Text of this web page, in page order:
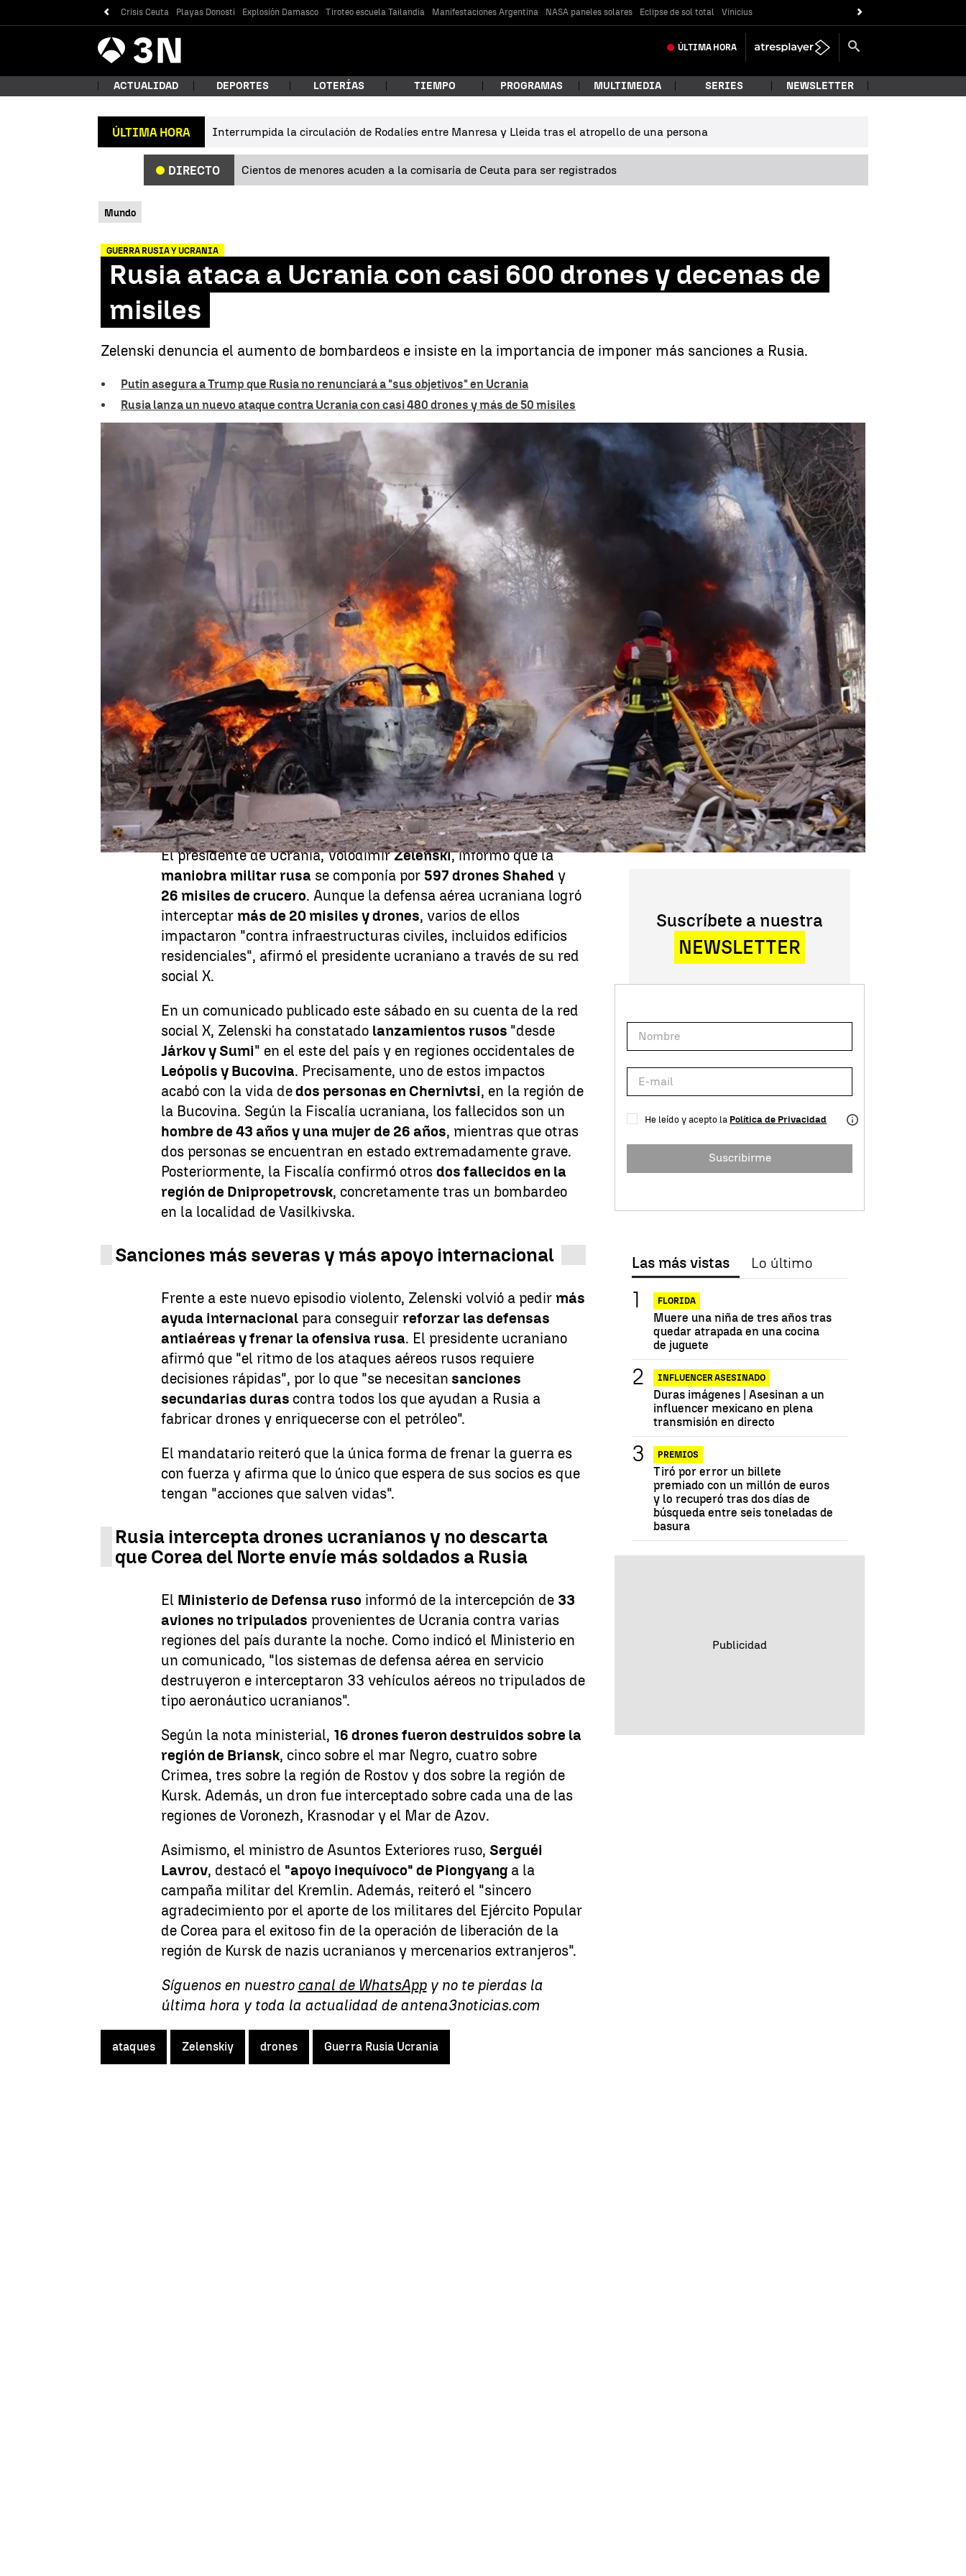
Crisis Ceuta Playas Donosti Explosión Damasco Tiroteo escuela Tailandia Manifestaciones Argentina NASA paneles solares Eclipse de sol total Vinicius
Antena
3 Noticias ÚLTIMA HORA
¿Qué estás buscando?
ACTUALIDAD DEPORTES LOTERÍAS TIEMPO PROGRAMAS MULTIMEDIA SERIES NEWSLETTER
ÚLTIMA HORA Interrumpida la circulación de Rodalíes entre Manresa y Lleida tras el atropello de una persona
DIRECTO Cientos de menores acuden a la comisaría de Ceuta para ser registrados
Mundo
GUERRA RUSIA Y UCRANIA
Rusia ataca a Ucrania con casi 600 drones y decenas de
misiles
Zelenski denuncia el aumento de bombardeos e insiste en la importancia de imponer más sanciones a Rusia.
Putin asegura a Trump que Rusia no renunciará a "sus objetivos" en Ucrania
Rusia lanza un nuevo ataque contra Ucrania con casi 480 drones y más de 50 misiles
Rusia ataca a Ucrania con casi 600 drones y decenas de misiles | Europa Press
12 de julio de 2025, 18:46 WhatsappFacebook
X Linkedin
Ucraniavivió en la madrugada del sábado un nuevo y masivo
ataque aéreo ruso. Este nuevo ataque aéreo alcanzó varias
regiones del país y tuvo especial dureza en el oeste, una zona
que hasta este momento era vista como un relativo refugio
frente al conflicto. Según confirmaron las autoridades locales,
han muerto dos personas y más de 20 han resultado heridas.
El presidente de Ucrania, VolodímirZelenski, informó que la
maniobra militar rusa se componía por 597 drones Shahed y
26 misiles de crucero. Aunque la defensa aérea ucraniana logró
interceptarmás de 20 misiles y drones, varios de ellos
impactaron "contra infraestructuras civiles, incluidos edificios
residenciales", afirmó el presidente ucraniano a través de su red
social X.
En un comunicado publicado este sábado en su cuenta de la red
social X, Zelenski ha constatado lanzamientos rusos "desde
Járkov y Sumi" en el este del país y en regiones occidentales de
Leópolis y Bucovina. Precisamente, uno de estos impactos
acabó con la vida dedos personas en Chernivtsi, en la región de
la Bucovina. Según la Fiscalía ucraniana, los fallecidos son un
hombre de 43 años y una mujer de 26 años, mientras que otras
dos personas se encuentran en estado extremadamente grave.
Posteriormente, la Fiscalía confirmó otrosdos fallecidos en la
región de Dnipropetrovsk, concretamente tras un bombardeo
en la localidad de Vasilkivska.
Sanciones más severas y más apoyo internacional
Frente a este nuevo episodio violento, Zelenski volvió a pedirmás
ayuda internacional para conseguirreforzar las defensas
antiaéreas y frenar la ofensiva rusa. El presidente ucraniano
afirmó que "el ritmo de los ataques aéreos rusos requiere
decisiones rápidas", por lo que "se necesitan sanciones
secundarias duras contra todos los que ayudan a Rusia a
fabricar drones y enriquecerse con el petróleo".
El mandatario reiteró que la única forma de frenar la guerra es
con fuerza y afirma que lo único que espera de sus socios es que
tengan "acciones que salven vidas".
Rusia intercepta drones ucranianos y no descarta
que Corea del Norte envíe más soldados a Rusia
El Ministerio de Defensa ruso informó de la intercepción de 33
aviones no tripulados provenientes de Ucrania contra varias
regiones del país durante la noche. Como indicó el Ministerio en
un comunicado, "los sistemas de defensa aérea en servicio
destruyeron e interceptaron 33 vehículos aéreos no tripulados de
tipo aeronáutico ucranianos".
Según la nota ministerial, 16 drones fueron destruidos sobre la
región de Briansk, cinco sobre el mar Negro, cuatro sobre
Crimea, tres sobre la región de Rostov y dos sobre la región de
Kursk. Además, un dron fue interceptado sobre cada una de las
regiones de Voronezh, Krasnodar y el Mar de Azov.
Asimismo, el ministro de Asuntos Exteriores ruso,Serguéi
Lavrov, destacó el "apoyo inequívoco" de Piongyang a la
campaña militar del Kremlin. Además, reiteró el "sincero
agradecimiento por el aporte de los militares del Ejército Popular
de Corea para el exitoso fin de la operación de liberación de la
región de Kursk de nazis ucranianos y mercenarios extranjeros".
Síguenos en nuestro canal de WhatsAppy no te pierdas la
última hora y toda la actualidad de antena3noticias.com
ataques Zelenskiy drones Guerra Rusia Ucrania
Suscríbete a nuestra
NEWSLETTER
He leído y acepto la Política de Privacidad
Suscribirme
Las más vistas Lo último
FLORIDA
Muere una niña de tres años tras
quedar atrapada en una cocina
de juguete
INFLUENCER ASESINADO
Duras imágenes | Asesinan a un
influencer mexicano en plena
transmisión en directo
PREMIOS
Tiró por error un billete
premiado con un millón de euros
y lo recuperó tras dos días de
búsqueda entre seis toneladas de
basura